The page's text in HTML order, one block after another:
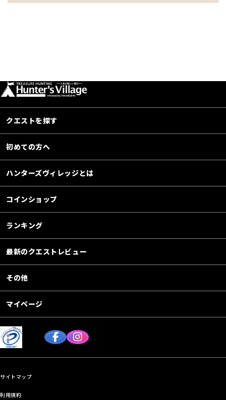
クエストを探す
初めての方へ
ハンターズヴィレッジとは
コインショップ
ランキング
最新のクエストレビュー
その他
マイページ
サイトマップ
利用規約